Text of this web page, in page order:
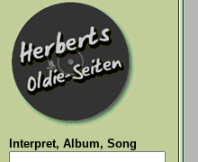
Interpret, Album, Song